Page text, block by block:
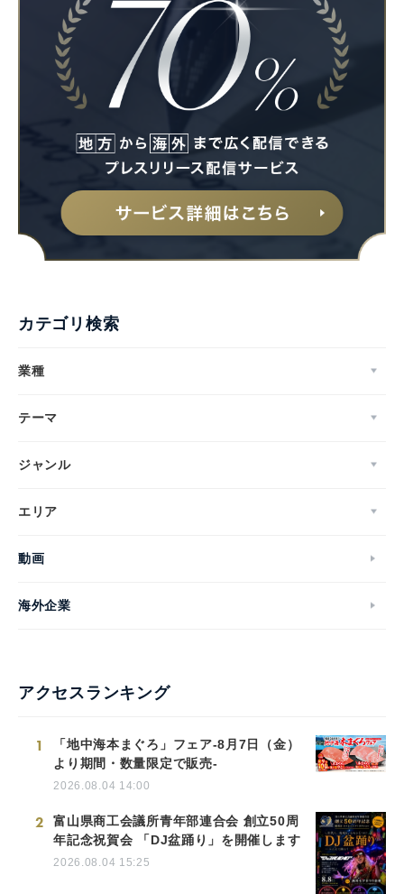
カテゴリ検索
業種
テーマ
ジャンル
エリア
動画
海外企業
アクセスランキング
1
「地中海本まぐろ」フェア-8月7日（金）
より期間・数量限定で販売-
2026.08.04 14:00
2
富山県商工会議所青年部連合会 創立50周
年記念祝賀会 「DJ盆踊り」を開催します
2026.08.04 15:25